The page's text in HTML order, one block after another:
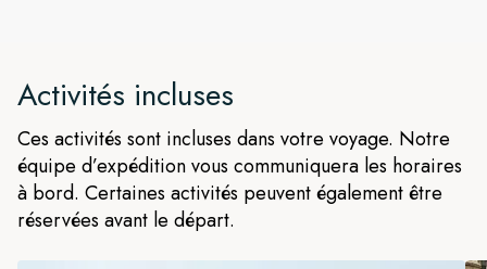
Activités incluses
Ces activités sont incluses dans votre voyage. Notre
équipe d’expédition vous communiquera les horaires
à bord. Certaines activités peuvent également être
réservées avant le départ.